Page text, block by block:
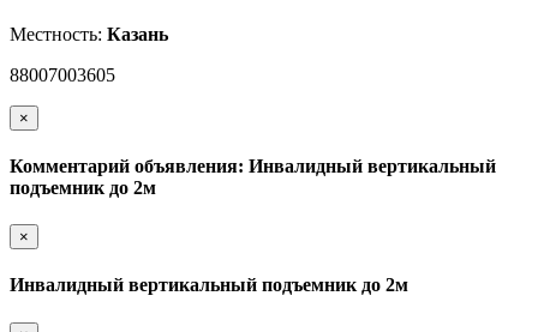
Местность: Казань
88007003605
×
Комментарий объявления: Инвалидный вертикальный
подъемник до 2м
×
Инвалидный вертикальный подъемник до 2м